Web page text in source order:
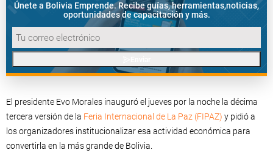
Únete a Bolivia Emprende. Recibe guías, herramientas,noticias,
oportunidades de capacitación y más.
El presidente Evo Morales inauguró el jueves por la noche la décima
tercera versión de la Feria Internacional de La Paz (FIPAZ) y pidió a
los organizadores institucionalizar esa actividad económica para
convertirla en la más grande de Bolivia.